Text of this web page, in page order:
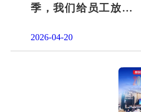
季，我们给员工放了
2026-04-20